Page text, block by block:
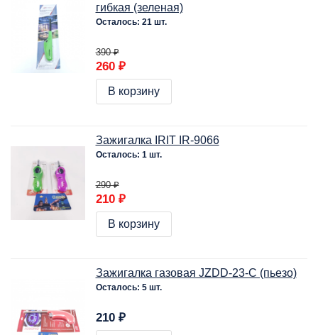
гибкая (зеленая)
Осталось: 21 шт.
390 ₽
260 ₽
В корзину
Зажигалка IRIT IR-9066
Осталось: 1 шт.
290 ₽
210 ₽
В корзину
Зажигалка газовая JZDD-23-C (пьезо)
Осталось: 5 шт.
210 ₽